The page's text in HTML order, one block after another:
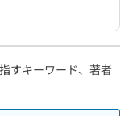
すキーワード、著者